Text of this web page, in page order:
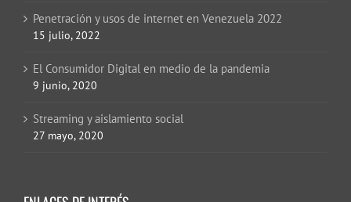
Penetración y usos de internet en Venezuela 2022
15 julio, 2022
El Consumidor Digital en medio de la pandemia
9 junio, 2020
Streaming y aislamiento social
27 mayo, 2020